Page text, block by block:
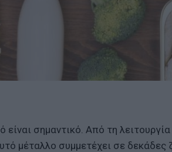
σημαντικό. Από τη
μέταλλο συμμετέχει σε δεκάδες